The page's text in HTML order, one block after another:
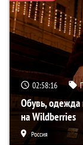
02:58:15
Обувь, одежда
на Wildberries
Россия